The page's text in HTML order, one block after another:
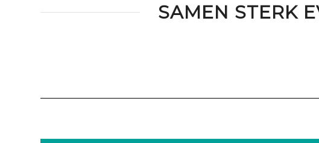
SAMEN STERK